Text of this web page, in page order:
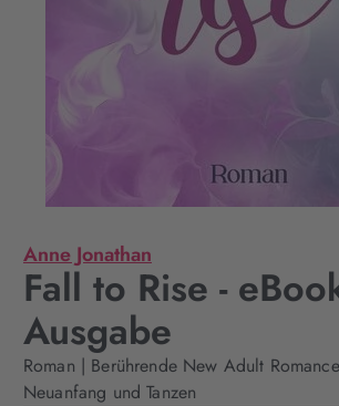
Anne Jonathan
Fall to Rise -
Ausgabe
Roman | Berührende New Adult
Neuanfang und Tanzen